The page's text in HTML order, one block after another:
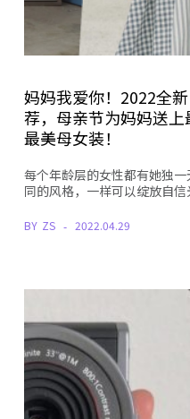
妈妈我爱你！2022全
荐，母亲节为妈妈送
最美母女装！
每个年龄层的女性都有她独
同的风格，一样可以绽放自
BY ZS 2022.04.29